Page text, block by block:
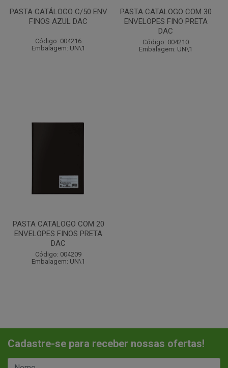
PASTA CATÁLOGO C/50 ENV
FINOS AZUL DAC
Código: 004216
Embalagem: UN\1
PASTA CATALOGO COM 30
ENVELOPES FINO PRETA
DAC
Código: 004210
Embalagem: UN\1
PASTA CATALOGO COM 20
ENVELOPES FINOS PRETA
DAC
Código: 004209
Embalagem: UN\1
Cadastre-se para receber nossas ofertas!